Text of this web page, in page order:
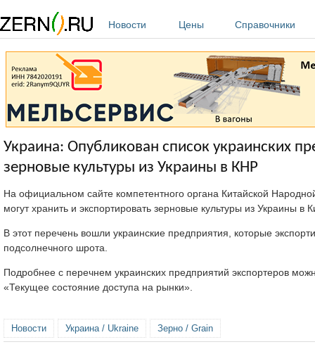
Новости
Цены Справочники
Украина: Опубликован список украинских
зерновые культуры из Украины в КНР
На официальном сайте компетентного органа Китайской
могут хранить и экспортировать зерновые культуры из Украины в
В этот перечень вошли украинские предприятия, которые
подсолнечного шрота.
Подробнее с перечнем украинских предприятий экспортеров
«Текущее состояние доступа на рынки».
Новости Украина / Ukraine Зерно / Grain